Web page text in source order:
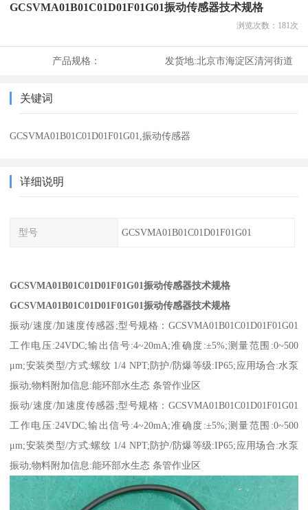
GCSVMA01B01C01D01F01G01振动传感器技术规格
浏览次数： 181 次
产品规格： 发货地:北京市海淀区清河街道
关键词
GCSVMA01B01C01D01F01G01,振动传感器
详细说明
型号 GCSVMA01B01C01D01F01G01
GCSVMA01B01C01D01F01G01振动传感器技术规格
GCSVMA01B01C01D01F01G01振动传感器技术规格
振动/速度/加速度传感器;型号规格：GCSVMA01B01C01D01F01G01
工作电压:24VDC;输出信号:4~20mA;准确度:±5%;测量范围:0~500
μm;安装类型/方式:螺纹 1/4 NPT;防护/防爆等级:IP65;应用场合:水泵
振动;物料附加信息:能环部水生态 条管作业区
振动/速度/加速度传感器;型号规格：GCSVMA01B01C01D01F01G01
工作电压:24VDC;输出信号:4~20mA;准确度:±5%;测量范围:0~500
μm;安装类型/方式:螺纹 1/4 NPT;防护/防爆等级:IP65;应用场合:水泵
振动;物料附加信息:能环部水生态 条管作业区